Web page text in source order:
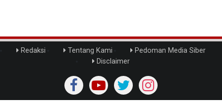
Redaksi Tentang Kami
Pedoman Media Siber
Disclaimer